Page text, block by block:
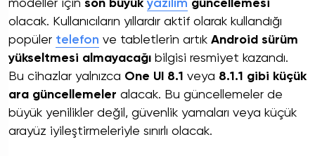
modeller için son büyükyazılım güncellemesi
olacak. Kullanıcıların yıllardır aktif olarak kullandığı
popüler telefon ve tabletlerin artık Android sürüm
yükseltmesi almayacağı bilgisi resmiyet kazandı.
Bu cihazlar yalnızca One UI 8.1 veya 8.1.1 gibi küçük
ara güncellemeler alacak. Bu güncellemeler de
büyük yenilikler değil, güvenlik yamaları veya küçük
arayüz iyileştirmeleriyle sınırlı olacak.